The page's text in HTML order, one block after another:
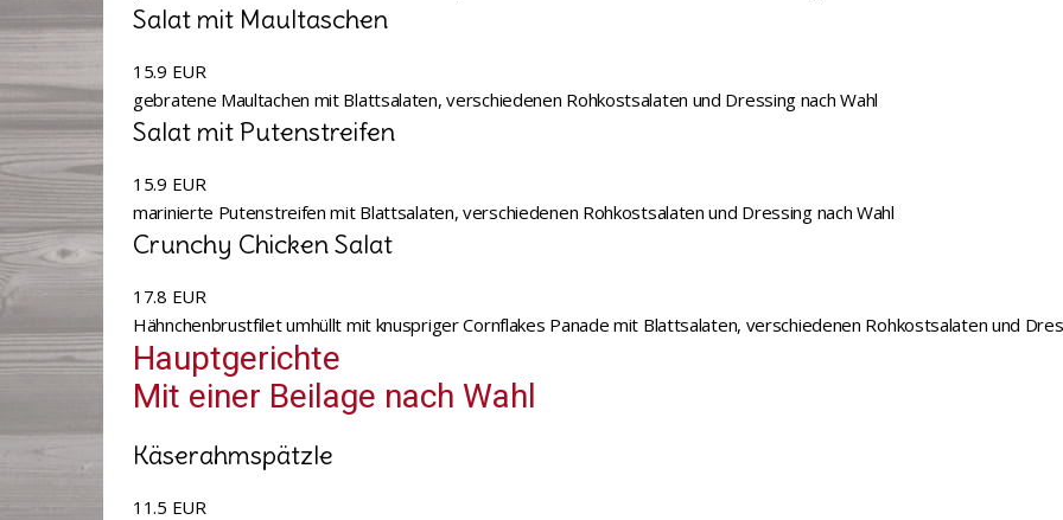
Salat mit Maultaschen
15.9 EUR
gebratene Maultachen mit Blattsalaten, verschiedenen Rohkostsalaten und Dressing nach Wahl
Salat mit Putenstreifen
15.9 EUR
marinierte Putenstreifen mit Blattsalaten, verschiedenen Rohkostsalaten und Dressing nach Wahl
Crunchy Chicken Salat
17.8 EUR
Hähnchenbrustfilet umhüllt mit knuspriger Cornflakes Panade mit Blattsalaten, verschiedenen Rohkostsalaten und
Hauptgerichte
Mit einer Beilage nach Wahl
Käserahmspätzle
11.5 EUR